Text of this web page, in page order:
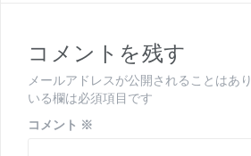
ー
シ
ョ
ン
コメントを残す
メールアドレスが公開されることはあり
いる欄は必須項目です
コメント ※